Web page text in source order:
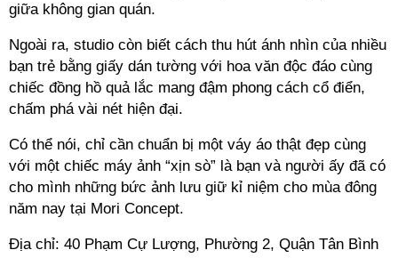
giữa không gian quán.
Ngoài ra, studio còn biết cách thu hút ánh nhìn của nhiều
bạn trẻ bằng giấy dán tường với hoa văn độc đáo cùng
chiếc đồng hồ quả lắc mang đậm phong cách cổ điển,
chấm phá vài nét hiện đại.
Có thể nói, chỉ cần chuẩn bị một váy áo thật đẹp cùng
với một chiếc máy ảnh “xịn sò” là bạn và người ấy đã có
cho mình những bức ảnh lưu giữ kỉ niệm cho mùa đông
năm nay tại Mori Concept.
Địa chỉ: 40 Phạm Cự Lượng, Phường 2, Quận Tân Bình